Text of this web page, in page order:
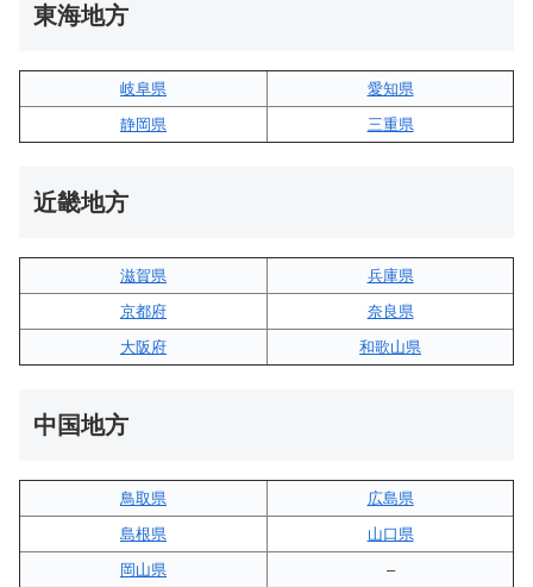
東海地方
岐阜県
愛知県
静岡県
三重県
近畿地方
滋賀県
兵庫県
京都府
奈良県
大阪府
和歌山県
中国地方
鳥取県
広島県
島根県
山口県
岡山県
–